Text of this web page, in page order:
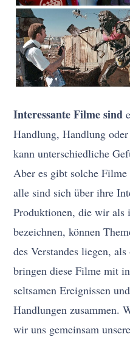
Interessante Filme sind
Handlung, Handlung
kann unterschiedliche
Aber es gibt solche
alle sind sich über ihre
Produktionen, die wir als
bezeichnen, können
des Verstandes liegen,
bringen diese Filme mit
seltsamen Ereignissen
Handlungen zusammen.
wir uns gemeinsam